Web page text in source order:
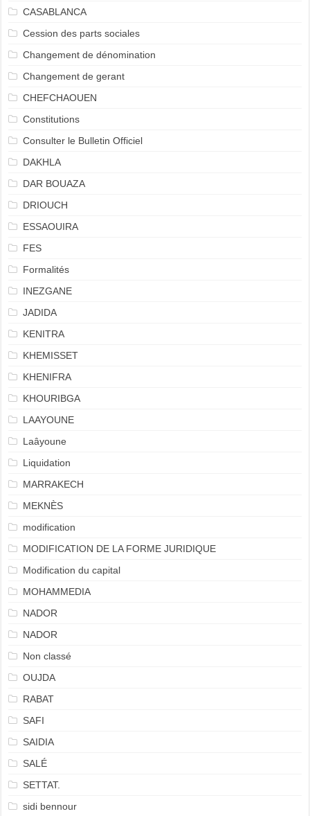
CASABLANCA
Cession des parts sociales
Changement de dénomination
Changement de gerant
CHEFCHAOUEN
Constitutions
Consulter le Bulletin Officiel
DAKHLA
DAR BOUAZA
DRIOUCH
ESSAOUIRA
FES
Formalités
INEZGANE
JADIDA
KENITRA
KHEMISSET
KHENIFRA
KHOURIBGA
LAAYOUNE
Laâyoune
Liquidation
MARRAKECH
MEKNÈS
modification
MODIFICATION DE LA FORME JURIDIQUE
Modification du capital
MOHAMMEDIA
NADOR
NADOR
Non classé
OUJDA
RABAT
SAFI
SAIDIA
SALÉ
SETTAT.
sidi bennour